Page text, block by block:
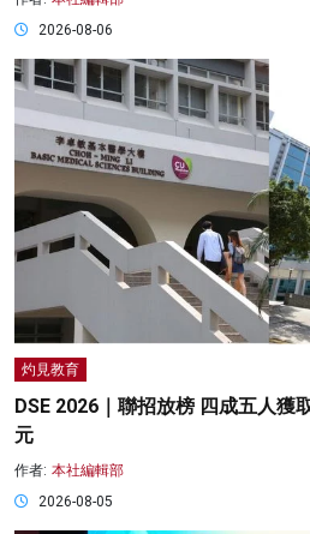
2026-08-06
灼見教育
DSE 2026｜聯招放榜 四成五人獲
元
作者: 本社編輯部
2026-08-05